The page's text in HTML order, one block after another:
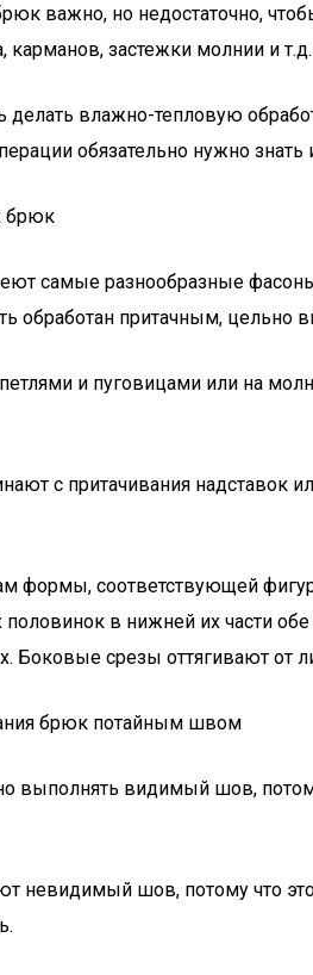
важно, но недостаточно,
карманов, застежки молнии и
влажно-тепловую
обязательно нужно
брюк
самые разнообразные
обработан притачным, цельно
и пуговицами или на
с притачивания надставок
формы, соответствующей
половинок в нижней их части
Боковые срезы оттягивают
брюк потайным швом
видимый шов,
невидимый шов, потому что